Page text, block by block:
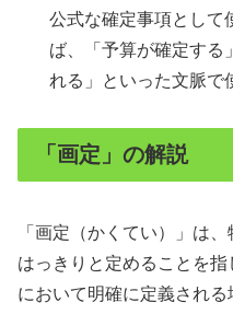
公式な確定事項として
ば、「予算が確定する
れる」といった文脈で
「画定」の解説
「画定（かくてい）」は
はっきりと定めることを
において明確に定義され